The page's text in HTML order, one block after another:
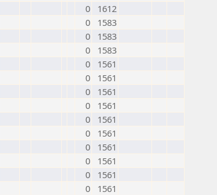
0
1612
0
1583
0
1583
0
1583
0
1561
0
1561
0
1561
0
1561
0
1561
0
1561
0
1561
0
1561
0
1561
0
1561